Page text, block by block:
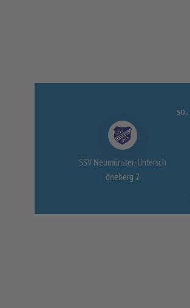
SO..
SSV Neumünster-Untersch
öneberg 2